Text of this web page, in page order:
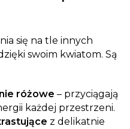
się na tle innych
swoim kwiatom. Są
różowe – przyciągają
każdej przestrzeni.
z delikatnie